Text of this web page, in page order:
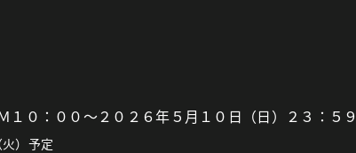
０：００～２０２６年５月１０日（日）２３：５９
）予定